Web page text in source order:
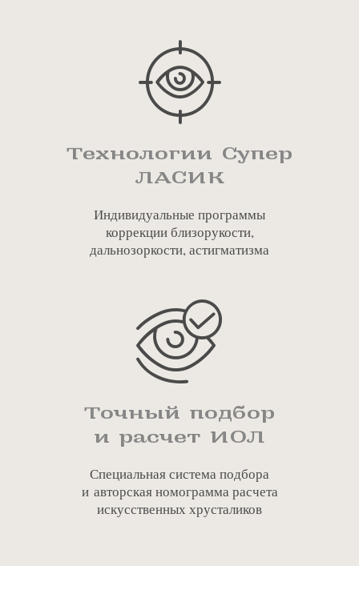
Технологии Супер
ЛАСИК
Индивидуальные программы
коррекции близорукости,
дальнозоркости, астигматизма
Точный подбор
и расчет ИОЛ
Специальная система подбора
и авторская номограмма расчета
искусственных хрусталиков